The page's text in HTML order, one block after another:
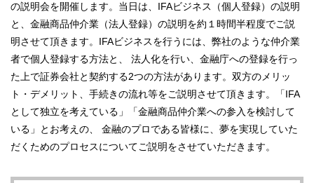
の説明会を開催します。 当日は、IFAビジネス（個人登録）の説明
と、金融商品仲介業（法人登録）の説明を約１時間半程度でご説
明させて頂きます。 IFAビジネスを行うには、弊社のような仲介業
者で個人登録する方法と、
法人化を行い、金融庁への登録を行っ
た上で証券会社と契約する2つの方法があります。 双方のメリッ
ト・デメリット、手続きの流れ等をご説明させて頂きます。
「IFA
として独立を考えている」「金融商品仲介業への参入を検討して
いる」とお考えの、
金融のプロである皆様に、夢を実現していた
だくためのプロセスについてご説明をさせていただきます。